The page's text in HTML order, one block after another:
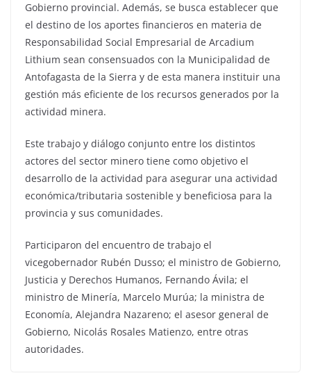
Gobierno provincial. Además, se busca establecer que
el destino de los aportes financieros en materia de
Responsabilidad Social Empresarial de Arcadium
Lithium sean consensuados con la Municipalidad de
Antofagasta de la Sierra y de esta manera instituir una
gestión más eficiente de los recursos generados por la
actividad minera.
Este trabajo y diálogo conjunto entre los distintos
actores del sector minero tiene como objetivo el
desarrollo de la actividad para asegurar una actividad
económica/tributaria sostenible y beneficiosa para la
provincia y sus comunidades.
Participaron del encuentro de trabajo el
vicegobernador Rubén Dusso; el ministro de Gobierno,
Justicia y Derechos Humanos, Fernando Ávila; el
ministro de Minería, Marcelo Murúa; la ministra de
Economía, Alejandra Nazareno; el asesor general de
Gobierno, Nicolás Rosales Matienzo, entre otras
autoridades.